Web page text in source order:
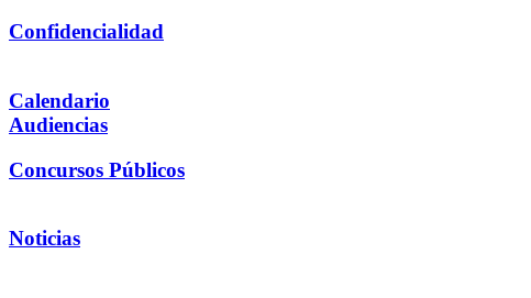
Confidencialidad
Calendario
Audiencias
Concursos Públicos
Noticias